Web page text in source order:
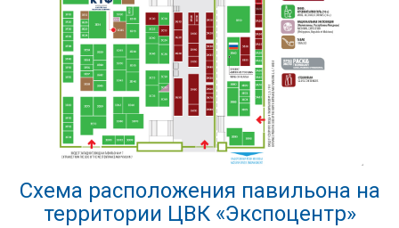
Схема расположения павильона на
территории ЦВК «Экспоцентр»